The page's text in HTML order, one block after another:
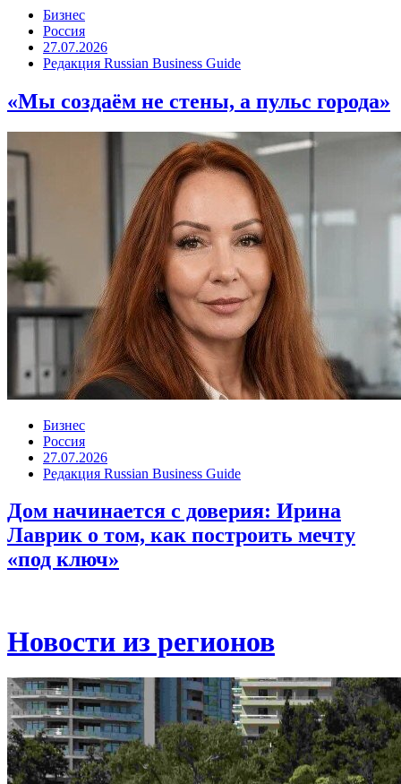
Бизнес
Россия
27.07.2026
Редакция Russian Business Guide
«Мы создаём не стены, а пульс города»
Бизнес
Россия
27.07.2026
Редакция Russian Business Guide
Дом начинается с доверия: Ирина
Лаврик о том, как построить мечту
«под ключ»
Новости из регионов